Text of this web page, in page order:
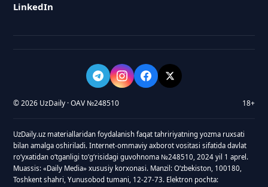
LinkedIn
© 2026 UzDaily · OAV №248510 18+
UzDaily.uz materiallaridan foydalanish faqat tahririyatning yozma ruxsati
bilan amalga oshiriladi. Internet-ommaviy axborot vositasi sifatida davlat
roʻyxatidan oʻtganligi toʻgʻrisidagi guvohnoma №248510, 2024 yil 1 aprel.
Muassis: «Daily Media» xususiy korxonasi. Manzil: Oʻzbekiston, 100180,
Toshkent shahri, Yunusobod tumani, 12-27-73. Elektron pochta: